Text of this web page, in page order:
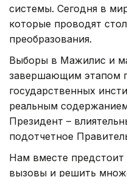
системы. Сегодня в
которые проводят
преобразования.
Выборы в Мажилис и
завершающим этапом
государственных
реальным
Президент –
подотчетное
Нам вместе
вызовы и решить